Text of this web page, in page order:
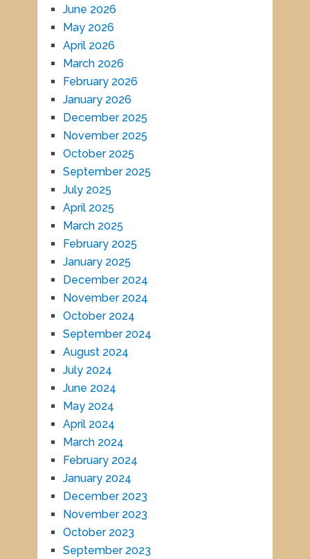
June 2026
May 2026
April 2026
March 2026
February 2026
January 2026
December 2025
November 2025
October 2025
September 2025
July 2025
April 2025
March 2025
February 2025
January 2025
December 2024
November 2024
October 2024
September 2024
August 2024
July 2024
June 2024
May 2024
April 2024
March 2024
February 2024
January 2024
December 2023
November 2023
October 2023
September 2023